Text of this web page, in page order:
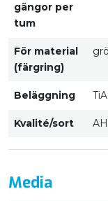
gängor per
tum
För material
(färgring)
Beläggning
Kvalité/sort
Media